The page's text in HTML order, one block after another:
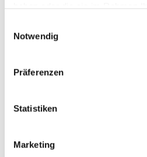
Cookies, wenn Sie unsere
Notwendig
Präferenzen
Statistiken
Marketing